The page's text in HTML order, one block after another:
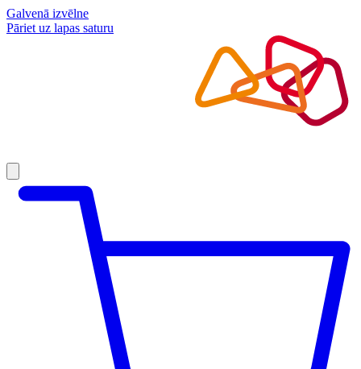
Galvenā izvēlne
Pāriet uz lapas saturu